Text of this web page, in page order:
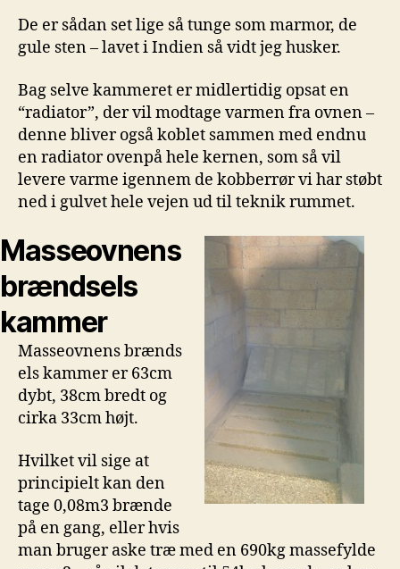
De er sådan set lige så tunge som marmor, de
gule sten – lavet i Indien så vidt jeg husker.
Bag selve kammeret er midlertidig opsat en
“radiator”, der vil modtage varmen fra ovnen –
denne bliver også koblet sammen med endnu
en radiator ovenpå hele kernen, som så vil
levere varme igennem de kobberrør vi har støbt
ned i gulvet hele vejen ud til teknik rummet.
Masseovnens
brændsels
kammer
Masseovnens brænds
els kammer er 63cm
dybt, 38cm bredt og
cirka 33cm højt.
Hvilket vil sige at
principielt kan den
tage 0,08m3 brænde
på en gang, eller hvis
man bruger aske træ med en 690kg massefylde